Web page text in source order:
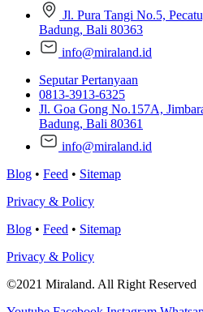
Jl. Pura Tangi No.5,
Badung, Bali 80363
info@miraland.id
Seputar Pertanyaan
0813-3913-6325
Jl. Goa Gong No.157A,
Badung, Bali 80361
info@miraland.id
Blog • Feed • Sitemap
Privacy & Policy
Blog • Feed • Sitemap
Privacy & Policy
©2021 Miraland. All Right Reserved